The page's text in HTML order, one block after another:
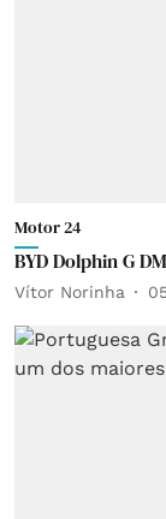
Motor 24
BYD Dolphin G
Vítor Norinha